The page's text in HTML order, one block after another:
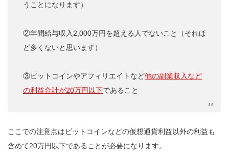
うことになります）
②年間給与収入2,000万円を超える人でないこと（それほ
ど多くないと思います）
③ビットコインやアフィリエイトなど他の副業収入など
の利益合計が20万円以下であること
ここでの注意点はビットコインなどの仮想通貨利益以外の利益も
含めて20万円以下であることが必要になります。